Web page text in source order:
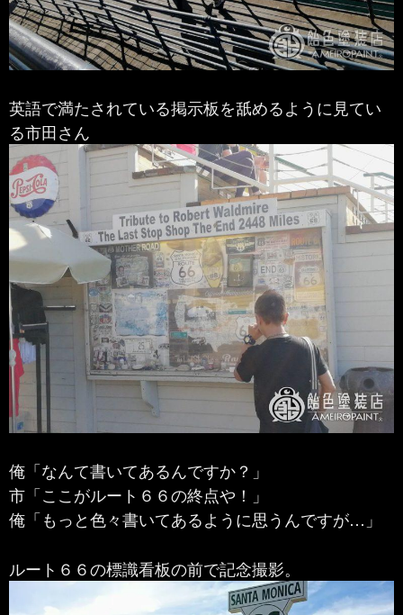
英語で満たされている掲示板を舐めるように見てい
る市田さん
俺「なんて書いてあるんですか？」
市「ここがルート６６の終点や！」
俺「もっと色々書いてあるように思うんですが…」
ルート６６の標識看板の前で記念撮影。